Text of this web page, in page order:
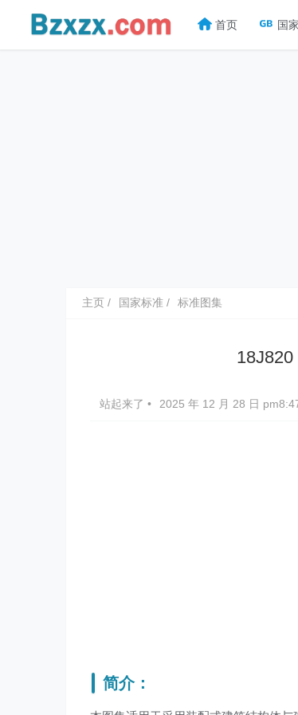
首页 国
主页 国家标准 标准图集
站起来了 • 2025 年 12 月 28 日
简介：